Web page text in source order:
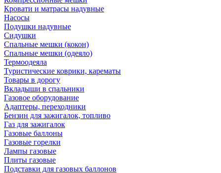
Кровати и матрасы надувные
Насосы
Подушки надувные
Сидушки
Спальные мешки (кокон)
Спальные мешки (одеяло)
Термоодеяла
Туристические коврики, карематы
Товары в дорогу
Вкладыши в спальники
Газовое оборудование
Адаптеры, переходники
Бензин для зажигалок, топливо
Газ для зажигалок
Газовые баллоны
Газовые горелки
Лампы газовые
Плиты газовые
Подставки для газовых баллонов